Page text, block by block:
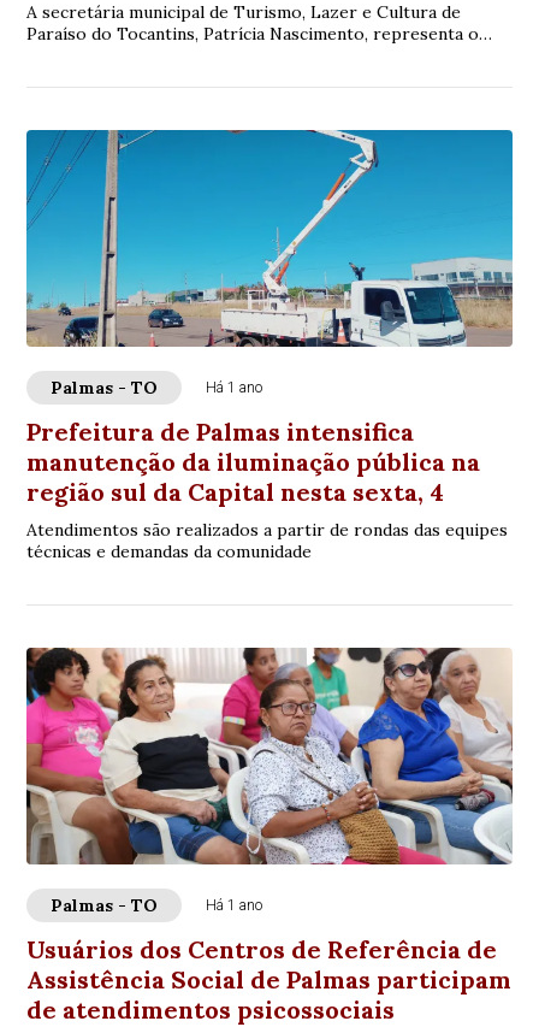
A secretária municipal de Turismo, Lazer e Cultura de
Paraíso do Tocantins, Patrícia Nascimento, representa o
Palmas - TO Há 1 ano
Prefeitura de Palmas intensifica
manutenção da iluminação pública na
região sul da Capital nesta sexta, 4
Atendimentos são realizados a partir de rondas das equipes
técnicas e demandas da comunidade
Palmas - TO Há 1 ano
Usuários dos Centros de Referência de
Assistência Social de Palmas participam
de atendimentos psicossociais